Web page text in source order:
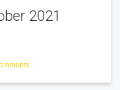
2021